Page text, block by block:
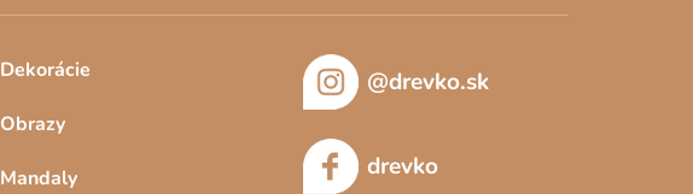
Dekorácie
Obrazy
Mandaly
@drevko.sk
drevko